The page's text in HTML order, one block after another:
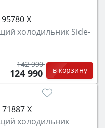
X
холодильник Side-
142 990
124 990 в корзину
71887 X
холодильник